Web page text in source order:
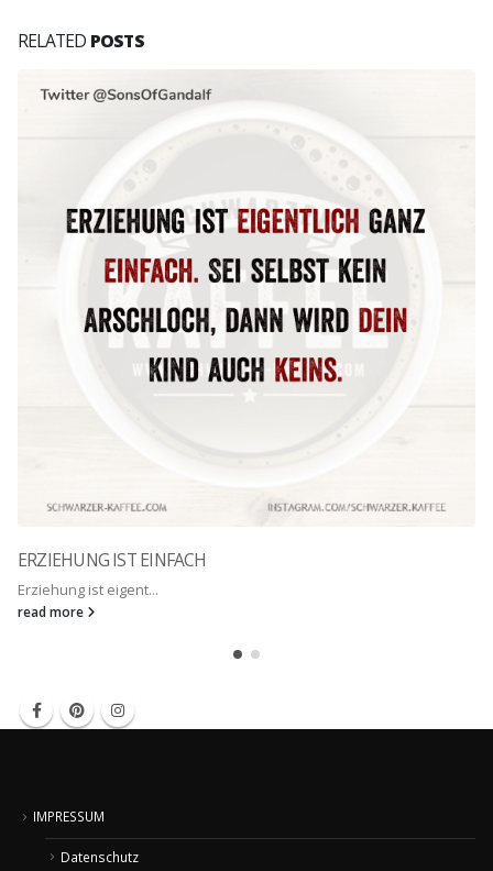
RELATED POSTS
ERZIEHUNG IST EINFACH
Erziehung ist eigent...
read more
IMPRESSUM
Datenschutz